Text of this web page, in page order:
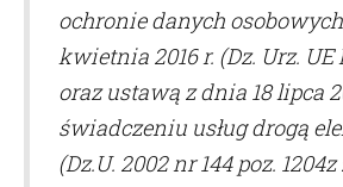
ochronie danych
kwietnia 2016 r. (Dz. Urz. UE
oraz ustawą z dnia 18 lipca
świadczeniu usług drogą
(Dz.U. 2002 nr 144 poz. 1204z